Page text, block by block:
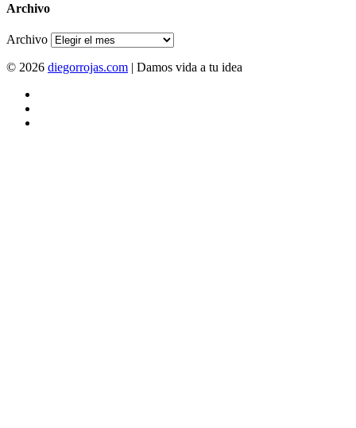
Archivo
Archivo
© 2026 diegorrojas.com | Damos vida a tu idea